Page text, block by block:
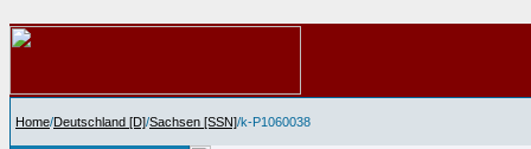
Home/Deutschland [D]/Sachsen [SSN]/k-P1060038